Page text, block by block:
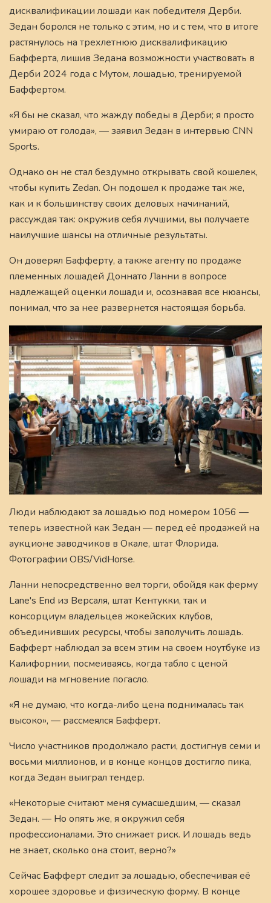
дисквалификации лошади как победителя Дерби.
Зедан боролся не только с этим, но и с тем, что в итоге
растянулось на трехлетнюю дисквалификацию
Бафферта, лишив Зедана возможности участвовать в
Дерби 2024 года с Мутом, лошадью, тренируемой
Баффертом.
«Я бы не сказал, что жажду победы в Дерби; я просто
умираю от голода», — заявил Зедан в интервью CNN
Sports.
Однако он не стал бездумно открывать свой кошелек,
чтобы купить Zedan. Он подошел к продаже так же,
как и к большинству своих деловых начинаний,
рассуждая так: окружив себя лучшими, вы получаете
наилучшие шансы на отличные результаты.
Он доверял Бафферту, а также агенту по продаже
племенных лошадей Доннато Ланни в вопросе
надлежащей оценки лошади и, осознавая все нюансы,
понимал, что за нее развернется настоящая борьба.
Люди наблюдают за лошадью под номером 1056 —
теперь известной как Зедан — перед её продажей на
аукционе заводчиков в Окале, штат Флорида.
Фотографии OBS/VidHorse.
Ланни непосредственно вел торги, обойдя как ферму
Lane's End из Версаля, штат Кентукки, так и
консорциум владельцев жокейских клубов,
объединивших ресурсы, чтобы заполучить лошадь.
Бафферт наблюдал за всем этим на своем ноутбуке из
Калифорнии, посмеиваясь, когда табло с ценой
лошади на мгновение погасло.
«Я не думаю, что когда-либо цена поднималась так
высоко», — рассмеялся Бафферт.
Число участников продолжало расти, достигнув семи и
восьми миллионов, и в конце концов достигло пика,
когда Зедан выиграл тендер.
«Некоторые считают меня сумасшедшим, — сказал
Зедан. — Но опять же, я окружил себя
профессионалами. Это снижает риск. И лошадь ведь
не знает, сколько она стоит, верно?»
Сейчас Бафферт следит за лошадью, обеспечивая её
хорошее здоровье и физическую форму. В конце